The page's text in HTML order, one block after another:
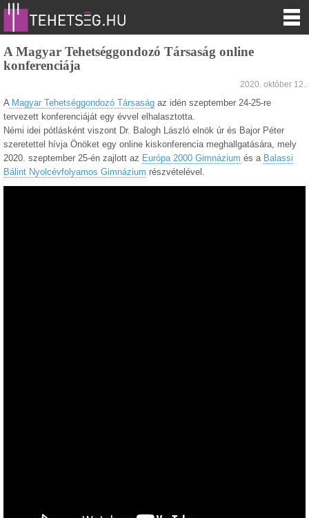
A Magyar Tehetséggondozó Társaság online
konferenciája
2020. október 12.
AMagyar Tehetséggondozó Társaság az idén szeptember 24-25-re
tervezett konferenciáját egy évvel elhalasztotta.
Némi idei pótlásként viszont Dr. Balogh László elnök úr és Bajor Péter
szeretettel hívja Önöket egy online kiskonferencia meghallgatására, mely
2020. szeptember 25-én zajlott az Európa 2000 Gimnázium és a Balassi
Bálint Nyolcévfolyamos Gimnázium részvételével.